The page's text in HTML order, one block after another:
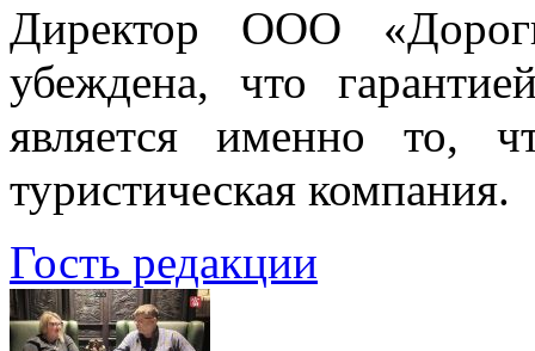
Директор ООО
убеждена, что
является именно то,
туристическая компания.
Гость редакции